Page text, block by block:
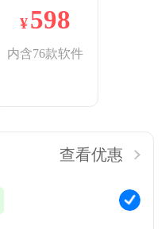
¥598
内含76款软件
查看优惠